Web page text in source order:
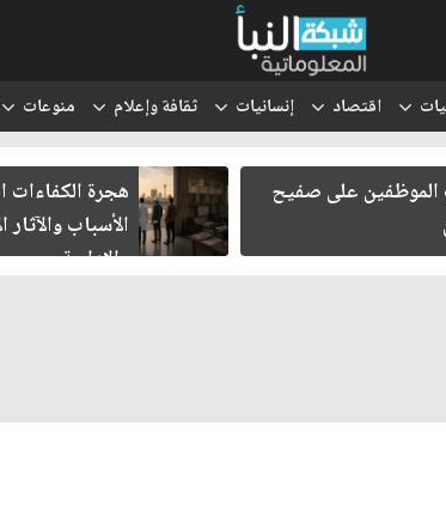
اقتصاد إنسانيات ثقافة وإعلام منوعات
على صفيح
هجرة الكفاءات العراقية..
الأسباب والآثار الاقتصادية
والإدارية